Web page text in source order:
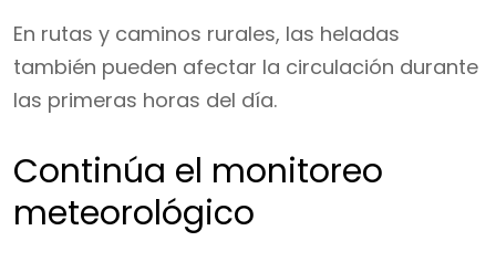
En rutas y caminos rurales, las heladas
también pueden afectar la circulación durante
las primeras horas del día.
Continúa el monitoreo
meteorológico